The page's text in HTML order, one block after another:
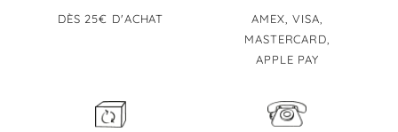
DÈS 25€ D'ACHAT
AMEX, VISA,
MASTERCARD,
APPLE PAY